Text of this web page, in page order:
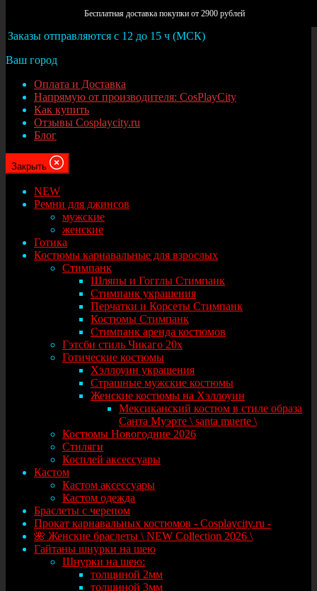
Бесплатная доставка покупки от 2900 рублей
Заказы отправляются с 12 до 15 ч (МСК)
Ваш город
Оплата и Доставка
Напрямую от производителя: CosPlayCity
Как купить
Отзывы Cosplaycity.ru
Блог
Закрыть
NEW
Ремни для джинсов
мужские
женские
Готика
Костюмы карнавальные для взрослых
Стимпанк
Шляпы и Гогглы Стимпанк
Стимпанк украшения
Перчатки и Корсеты Стимпанк
Костюмы Стимпанк
Стимпанк аренда костюмов
Гэтсби стиль Чикаго 20х
Готические костюмы
Хэллоуин украшения
Страшные мужские костюмы
Женские костюмы на Хэллоуин
Мексиканский костюм в стиле образа
Санта Муэрте \ santa muerte \
Костюмы Новогодние 2026
Стиляги
Косплей аксессуары
Кастом
Кастом аксессуары
Кастом одежда
Браслеты с черепом
Прокат карнавальных костюмов - Cosplaycity.ru -
🌺 Женские браслеты \ NEW Collection 2026 \
Гайтаны шнурки на шею
Шнурки на шею:
толщиной 2мм
толщиной 3мм